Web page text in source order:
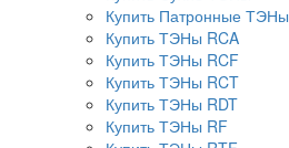
Купить Патронные ТЭНы
Купить ТЭНы RCA
Купить ТЭНы RCF
Купить ТЭНы RCT
Купить ТЭНы RDT
Купить ТЭНы RF